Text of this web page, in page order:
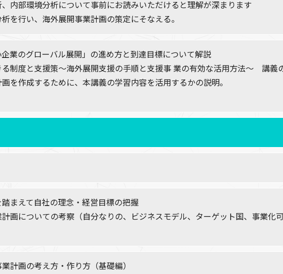
内部環境分析について事前にお読みいただけると理解が深まります
を行い、海外展開事業計画の策定にそなえる。
業のグローバル展開」の進め方と到達目標について解説
制度と支援策～海外展開支援の手順と支援事 業の有効な活用方法～ 講義
を作成するために、本講義の学習内容を活用するかの説明。
まえて自社の理念・経営目標の把握
画についての考察（自分なりの、ビジネスモデル、ターゲット国、事業化
計画の考え方・作り方（基礎編）